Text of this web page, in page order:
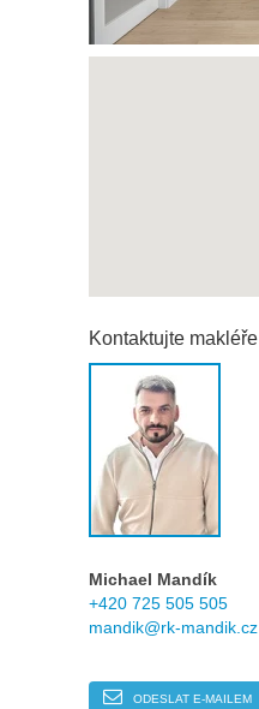
Kontaktujte makléře
Michael Mandík
+420 725 505 505
mandik@rk-mandik.cz
ODESLAT E-MAILEM